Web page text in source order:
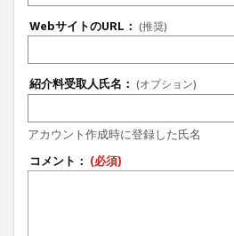
WebサイトのURL： (推奨)
紹介料受取人氏名： (オプション)
アカウント作成時に登録した氏名
コメント： (必須)